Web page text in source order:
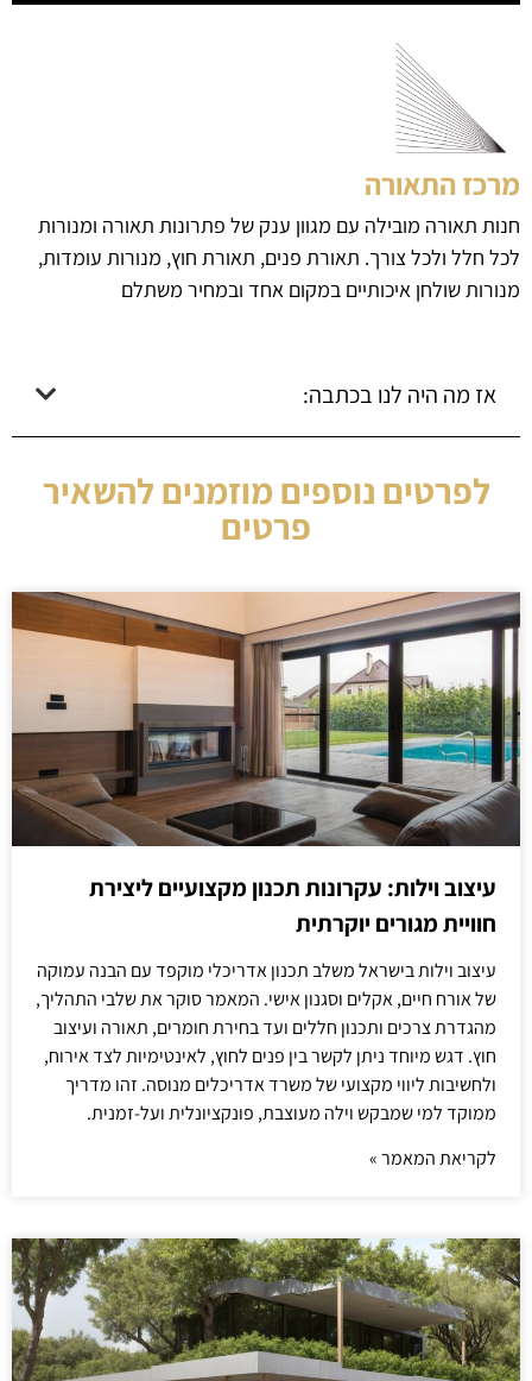
מרכז התאורה
חנות תאורה מובילה עם מגוון ענק של פתרונות תאורה ומנורות
לכל חלל ולכל צורך. תאורת פנים, תאורת חוץ, מנורות עומדות,
מנורות שולחן איכותיים במקום אחד ובמחיר משתלם
אז מה היה לנו בכתבה:
לפרטים נוספים מוזמנים להשאיר
פרטים
עיצוב וילות: עקרונות תכנון מקצועיים ליצירת
חוויית מגורים יוקרתית
עיצוב וילות בישראל משלב תכנון אדריכלי מוקפד עם הבנה עמוקה
של אורח חיים, אקלים וסגנון אישי. המאמר סוקר את שלבי התהליך,
מהגדרת צרכים ותכנון חללים ועד בחירת חומרים, תאורה ועיצוב
חוץ. דגש מיוחד ניתן לקשר בין פנים לחוץ, לאינטימיות לצד אירוח,
ולחשיבות ליווי מקצועי של משרד אדריכלים מנוסה. זהו מדריך
ממוקד למי שמבקש וילה מעוצבת, פונקציונלית ועל-זמנית.
לקריאת המאמר »